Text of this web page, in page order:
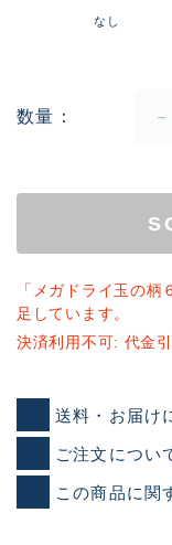
なし
数量
「メガドライ玉の
足しています。
決済利用不可: 代金
送料・お届け
ご注文につい
この商品に関